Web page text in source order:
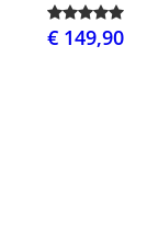
€ 149,90